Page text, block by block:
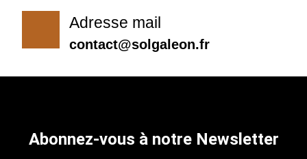
Adresse mail
contact@solgaleon.fr
Abonnez-vous à notre Newsletter